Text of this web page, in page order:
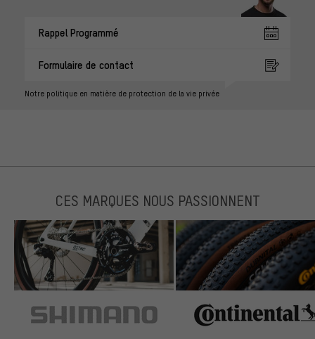
Rappel Programmé
Formulaire de contact
Notre politique en matière de protection de la vie privée
CES MARQUES NOUS PASSIONNENT